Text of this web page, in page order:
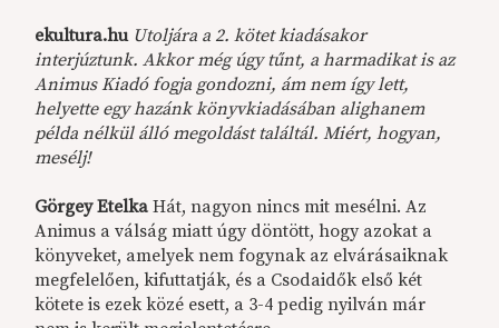
ekultura.hu Utoljára a 2. kötet kiadásakor
interjúztunk. Akkor még úgy tűnt, a harmadikat is az
Animus Kiadó fogja gondozni, ám nem így lett,
helyette egy hazánk könyvkiadásában alighanem
példa nélkül álló megoldást találtál. Miért, hogyan,
mesélj!
Görgey Etelka Hát, nagyon nincs mit mesélni. Az
Animus a válság miatt úgy döntött, hogy azokat a
könyveket, amelyek nem fogynak az elvárásaiknak
megfelelően, kifuttatják, és a Csodaidők első két
kötete is ezek közé esett, a 3-4 pedig nyilván már